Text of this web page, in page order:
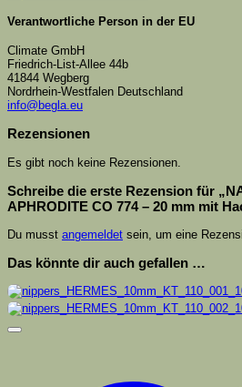
Verantwortliche Person in der EU
Climate GmbH
Friedrich-List-Allee 44b
41844 Wegberg
Nordrhein-Westfalen Deutschland
info@begla.eu
Rezensionen
Es gibt noch keine Rezensionen.
Schreibe die erste Rezension für
APHRODITE CO 774 – 20 mm mit
Du musst angemeldet sein, um eine
Das könnte dir auch gefallen …